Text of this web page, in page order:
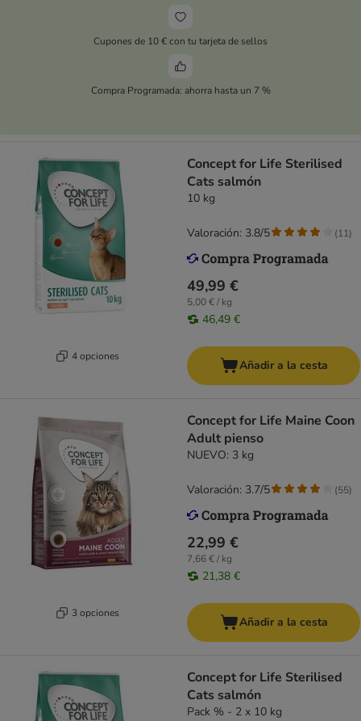
Cupones de 10 € con tu tarjeta de sellos
Compra Programada: ahorra hasta un 7 %
4 opciones
Concept for Life Sterilised
Cats salmón
10 kg
49,99 €
5,00 € / kg
46,49 €
Valoración: 3.8/5 (11)
Añadir a la cesta
3 opciones
Concept for Life Maine Coon
Adult pienso
NUEVO: 3 kg
22,99 €
7,66 € / kg
21,38 €
Valoración: 3.7/5 (55)
Añadir a la cesta
Concept for Life Sterilised
Cats salmón
Pack % - 2 x 10 kg